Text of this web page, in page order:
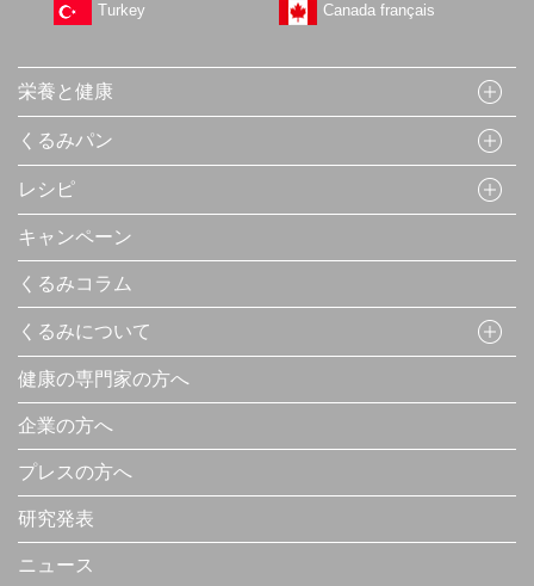
Turkey Canada français
栄養と健康
くるみパン
レシピ
キャンペーン
くるみコラム
くるみについて
健康の専門家の方へ
企業の方へ
プレスの方へ
研究発表
ニュース